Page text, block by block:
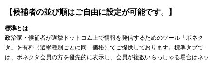
【候補者の並び順はご自由に設定が可能です。】
標準とは
政治家・候補者が選挙ドットコム上で情報を発信するためのツール「ボネク
タ」を有料（選挙種別ごとに同一価格）でご提供しております。標準タブで
は、ボネクタ会員の方を優先的に表示し、会員が複数いらっしゃる場合はネッ